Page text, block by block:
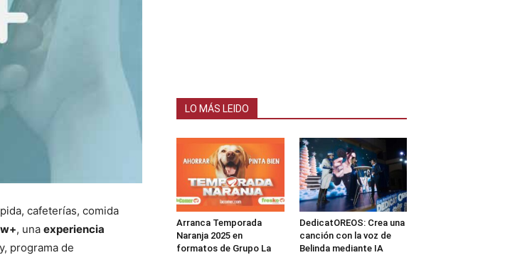
cafeterías, comida
, una experiencia
programa de
LO MÁS LEIDO
Arranca Temporada
Naranja 2025 en
formatos de Grupo La
DedicatOREOS: Crea una
canción con la voz de
Belinda mediante IA